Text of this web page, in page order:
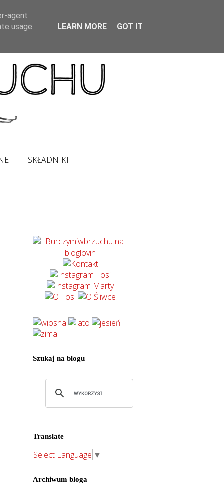
SKŁADNIKI
Szukaj na blogu
Translate
Select Language ▼
Archiwum bloga
agent
usage
LEARN MORE GOT IT